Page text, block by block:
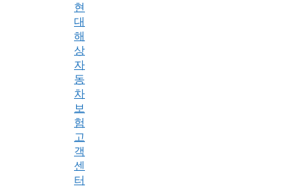
현
대
해
상
자
동
차
보
험
고
객
센
터